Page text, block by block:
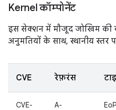
Kernel कॉम्पोनेंट
इस सेक्शन में मौजूद जोखिम की
अनुमतियों के साथ, स्थानीय स्तर
CVE रेफ़रंस
CVE-
A-
EoP